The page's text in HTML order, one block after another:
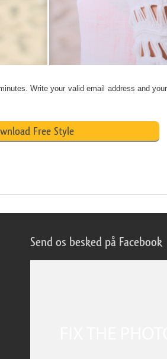
Write your valid email address and
Free Style
Send os besked på Facebook